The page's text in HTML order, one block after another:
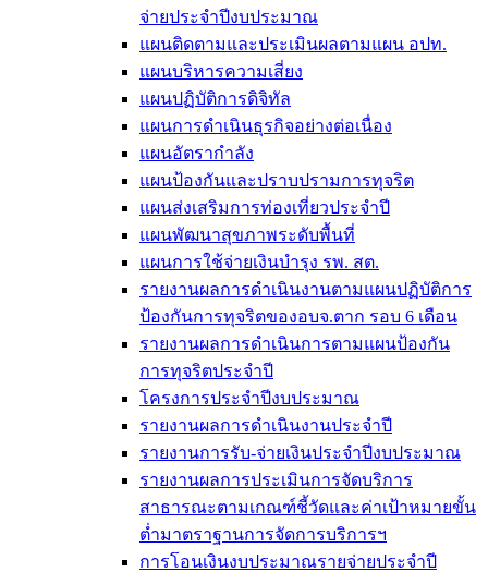
จ่ายประจำปีงบประมาณ
แผนติดตามและประเมินผลตามแผน อปท.
แผนบริหารความเสี่ยง
แผนปฏิบัติการดิจิทัล
แผนการดำเนินธุรกิจอย่างต่อเนื่อง
แผนอัตรากำลัง
แผนป้องกันและปราบปรามการทุจริต
แผนส่งเสริมการท่องเที่ยวประจำปี
แผนพัฒนาสุขภาพระดับพื้นที่
แผนการใช้จ่ายเงินบำรุง รพ. สต.
รายงานผลการดำเนินงานตามแผนปฏิบัติการ
ป้องกันการทุจริตของอบจ.ตาก รอบ 6 เดือน
รายงานผลการดำเนินการตามแผนป้องกัน
การทุจริตประจำปี
โครงการประจำปีงบประมาณ
รายงานผลการดำเนินงานประจำปี
รายงานการรับ-จ่ายเงินประจำปีงบประมาณ
รายงานผลการประเมินการจัดบริการ
สาธารณะตามเกณฑ์ชี้วัดและค่าเป้าหมายขั้น
ต่ำมาตราฐานการจัดการบริการฯ
การโอนเงินงบประมาณรายจ่ายประจำปี